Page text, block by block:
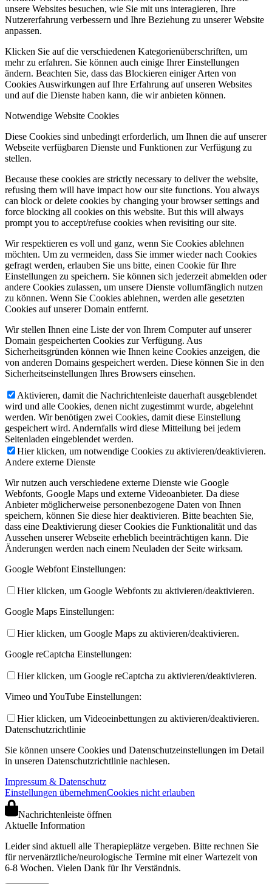
unsere Websites besuchen, wie Sie mit uns interagieren, Ihre
Nutzererfahrung verbessern und Ihre Beziehung zu unserer Website
anpassen.
Klicken Sie auf die verschiedenen Kategorienüberschriften, um
mehr zu erfahren. Sie können auch einige Ihrer Einstellungen
ändern. Beachten Sie, dass das Blockieren einiger Arten von
Cookies Auswirkungen auf Ihre Erfahrung auf unseren Websites
und auf die Dienste haben kann, die wir anbieten können.
Notwendige Website Cookies
Diese Cookies sind unbedingt erforderlich, um Ihnen die auf unserer
Webseite verfügbaren Dienste und Funktionen zur Verfügung zu
stellen.
Because these cookies are strictly necessary to deliver the website,
refusing them will have impact how our site functions. You always
can block or delete cookies by changing your browser settings and
force blocking all cookies on this website. But this will always
prompt you to accept/refuse cookies when revisiting our site.
Wir respektieren es voll und ganz, wenn Sie Cookies ablehnen
möchten. Um zu vermeiden, dass Sie immer wieder nach Cookies
gefragt werden, erlauben Sie uns bitte, einen Cookie für Ihre
Einstellungen zu speichern. Sie können sich jederzeit abmelden oder
andere Cookies zulassen, um unsere Dienste vollumfänglich nutzen
zu können. Wenn Sie Cookies ablehnen, werden alle gesetzten
Cookies auf unserer Domain entfernt.
Wir stellen Ihnen eine Liste der von Ihrem Computer auf unserer
Domain gespeicherten Cookies zur Verfügung. Aus
Sicherheitsgründen können wie Ihnen keine Cookies anzeigen, die
von anderen Domains gespeichert werden. Diese können Sie in den
Sicherheitseinstellungen Ihres Browsers einsehen.
Aktivieren, damit die Nachrichtenleiste dauerhaft ausgeblendet
wird und alle Cookies, denen nicht zugestimmt wurde, abgelehnt
werden. Wir benötigen zwei Cookies, damit diese Einstellung
gespeichert wird. Andernfalls wird diese Mitteilung bei jedem
Seitenladen eingeblendet werden.
Hier klicken, um notwendige Cookies zu aktivieren/deaktivieren.
Andere externe Dienste
Wir nutzen auch verschiedene externe Dienste wie Google
Webfonts, Google Maps und externe Videoanbieter. Da diese
Anbieter möglicherweise personenbezogene Daten von Ihnen
speichern, können Sie diese hier deaktivieren. Bitte beachten Sie,
dass eine Deaktivierung dieser Cookies die Funktionalität und das
Aussehen unserer Webseite erheblich beeinträchtigen kann. Die
Änderungen werden nach einem Neuladen der Seite wirksam.
Google Webfont Einstellungen:
Hier klicken, um Google Webfonts zu aktivieren/deaktivieren.
Google Maps Einstellungen:
Hier klicken, um Google Maps zu aktivieren/deaktivieren.
Google reCaptcha Einstellungen:
Hier klicken, um Google reCaptcha zu aktivieren/deaktivieren.
Vimeo und YouTube Einstellungen:
Hier klicken, um Videoeinbettungen zu aktivieren/deaktivieren.
Datenschutzrichtlinie
Sie können unsere Cookies und Datenschutzeinstellungen im Detail
in unseren Datenschutzrichtlinie nachlesen.
Impressum & Datenschutz
Einstellungen übernehmenCookies nicht erlauben
Nachrichtenleiste öffnen
Aktuelle Information
Leider sind aktuell alle Therapieplätze vergeben. Bitte rechnen Sie
für nervenärztliche/neurologische Termine mit einer Wartezeit von
6-8 Wochen. Vielen Dank für Ihr Verständnis.